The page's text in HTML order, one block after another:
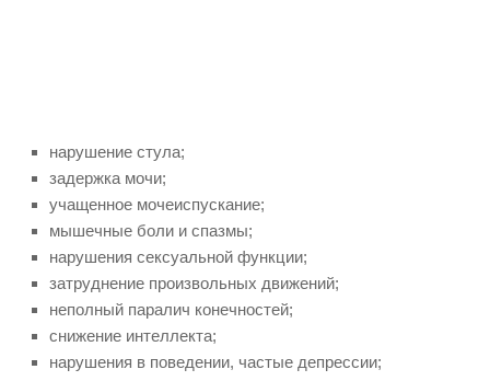
нарушение стула;
задержка мочи;
учащенное мочеиспускание;
мышечные боли и спазмы;
нарушения сексуальной функции;
затруднение произвольных движений;
неполный паралич конечностей;
снижение интеллекта;
нарушения в поведении, частые депрессии;